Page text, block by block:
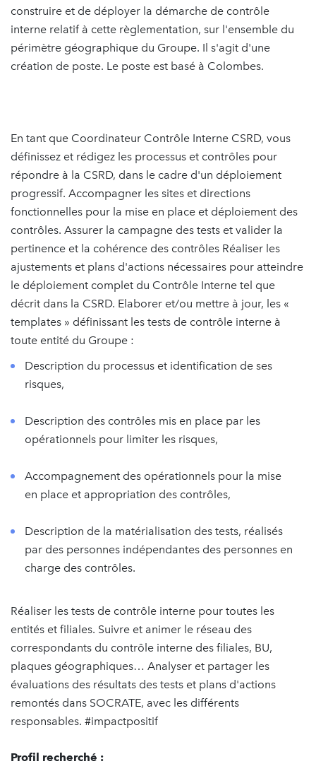
construire et de déployer la démarche de contrôle
interne relatif à cette règlementation, sur l'ensemble du
périmètre géographique du Groupe. Il s'agit d'une
création de poste. Le poste est basé à Colombes.
En tant que Coordinateur Contrôle Interne CSRD, vous
définissez et rédigez les processus et contrôles pour
répondre à la CSRD, dans le cadre d'un déploiement
progressif. Accompagner les sites et directions
fonctionnelles pour la mise en place et déploiement des
contrôles. Assurer la campagne des tests et valider la
pertinence et la cohérence des contrôles Réaliser les
ajustements et plans d'actions nécessaires pour atteindre
le déploiement complet du Contrôle Interne tel que
décrit dans la CSRD. Elaborer et/ou mettre à jour, les «
templates » définissant les tests de contrôle interne à
toute entité du Groupe :
Description du processus et identification de ses
risques,
Description des contrôles mis en place par les
opérationnels pour limiter les risques,
Accompagnement des opérationnels pour la mise
en place et appropriation des contrôles,
Description de la matérialisation des tests, réalisés
par des personnes indépendantes des personnes en
charge des contrôles.
Réaliser les tests de contrôle interne pour toutes les
entités et filiales. Suivre et animer le réseau des
correspondants du contrôle interne des filiales, BU,
plaques géographiques… Analyser et partager les
évaluations des résultats des tests et plans d'actions
remontés dans SOCRATE, avec les différents
responsables. #impactpositif
Profil recherché :